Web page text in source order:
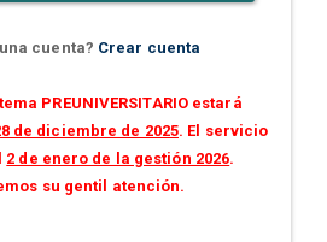
cuenta? Crear cuenta
PREUNIVERSITARIO estará
de diciembre de 2025. El servicio
2 de enero de la gestión 2026.
su gentil atención.